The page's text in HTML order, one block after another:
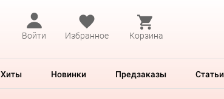
Войти
Избранное Корзина
Хиты Новинки Предзаказы Статьи